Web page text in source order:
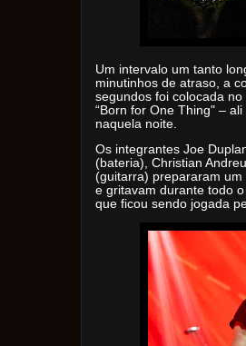
Um intervalo um tanto
minutinhos de atraso, a
segundos foi colocada
“Born for One Thing" –
naquela noite.
Os integrantes Joe
(bateria), Christian
(guitarra) prepararam
e gritavam durante todo
que ficou sendo jogada